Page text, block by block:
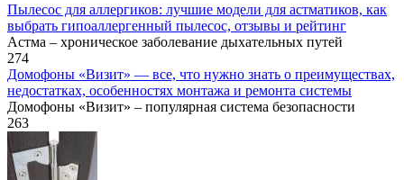
Пылесос для аллергиков: лучшие модели для астматиков, как
выбрать гипоаллергенный пылесос, отзывы и рейтинг
Астма – хроническое заболевание дыхательных путей
274
Домофоны «Визит» — все, что нужно знать о преимуществах,
недостатках, особенностях монтажа и ремонта системы
Домофоны «Визит» – популярная система безопасности
263